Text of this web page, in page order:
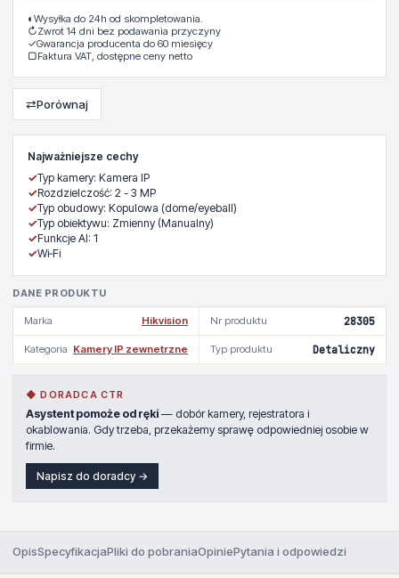
Najważniejsze cechy
✓Typ kamery: Kamera IP
✓Rozdzielczość: 2 - 3 MP
✓Typ obudowy: Kopulowa (dome/eyeball)
✓Typ obiektywu: Zmienny (Manualny)
✓Funkcje AI: 1
✓Wi‑Fi
DANE PRODUKTU
Marka Hikvision Nr produktu 28305
Kategoria Kamery IP zewnetrzne Typ produktu Detaliczny
◆ DORADCA CTR
Asystent pomoże od ręki — dobór kamery, rejestratora i
okablowania. Gdy trzeba, przekażemy sprawę odpowiedniej osobie w
firmie.
Napisz do doradcy →
◐ Wysyłka do 24h od skompletowania.
↻Zwrot 14 dni bez podawania przyczyny
✓Gwarancja producenta do 60 miesięcy
▢Faktura VAT, dostępne ceny netto
⇄Porównaj
OpisSpecyfikacjaPliki do pobraniaOpiniePytania i odpowiedzi